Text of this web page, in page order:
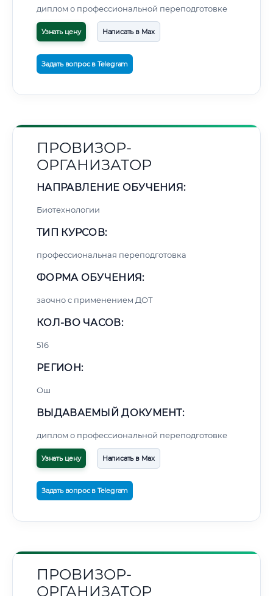
диплом о профессиональной переподготовке
Узнать цену Написать в Max
Задать вопрос в Telegram
ПРОВИЗОР-
ОРГАНИЗАТОР
НАПРАВЛЕНИЕ ОБУЧЕНИЯ:
Биотехнологии
ТИП КУРСОВ:
профессиональная переподготовка
ФОРМА ОБУЧЕНИЯ:
заочно с применением ДОТ
КОЛ-ВО ЧАСОВ:
516
РЕГИОН:
Ош
ВЫДАВАЕМЫЙ ДОКУМЕНТ:
диплом о профессиональной переподготовке
Узнать цену Написать в Max
Задать вопрос в Telegram
ПРОВИЗОР-
ОРГАНИЗАТОР